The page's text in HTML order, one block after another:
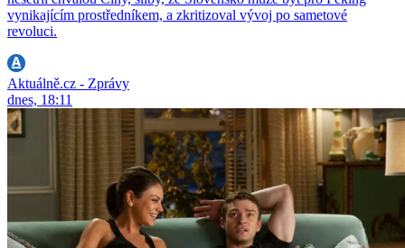
vynikajícím prostředníkem, a zkritizoval vývoj po sametové
revoluci.
Aktuálně.cz - Zprávy
dnes, 18:11